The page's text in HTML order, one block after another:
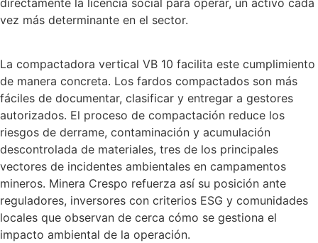
vez más determinante en el sector.
La compactadora vertical VB 10 facilita este cumplimiento
de manera concreta. Los fardos compactados son más
fáciles de documentar, clasificar y entregar a gestores
autorizados. El proceso de compactación reduce los
riesgos de derrame, contaminación y acumulación
descontrolada de materiales, tres de los principales
vectores de incidentes ambientales en campamentos
mineros. Minera Crespo refuerza así su posición ante
reguladores, inversores con criterios ESG y comunidades
locales que observan de cerca cómo se gestiona el
impacto ambiental de la operación.